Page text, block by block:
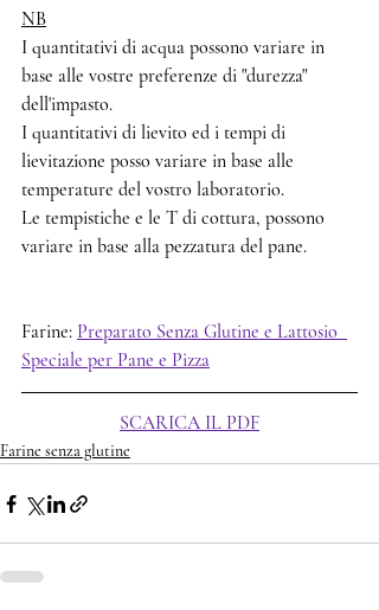
NB
I quantitativi di acqua possono variare in
base alle vostre preferenze di "durezza"
dell'impasto.
I quantitativi di lievito ed i tempi di
lievitazione posso variare in base alle
temperature del vostro laboratorio.
Le tempistiche e le T di cottura, possono
variare in base alla pezzatura del pane.
Farine: Preparato Senza Glutine e Lattosio
Speciale per Pane e Pizza
SCARICA IL PDF
Farine senza glutine